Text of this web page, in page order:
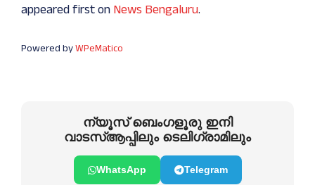
appeared first on News Bengaluru.
Powered byWPeMatico
ന്യൂസ് ബെംഗളൂരു ഇനി
വാടസ്ആപ്പിലും ടെലിഗ്രാമിലും
WhatsApp Telegram